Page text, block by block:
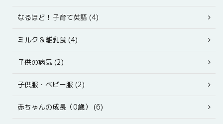
なるほど！子育て英語 (4)
ミルク＆離乳食 (4)
子供の病気 (2)
子供服・ベビー服 (2)
赤ちゃんの成長（0歳） (6)